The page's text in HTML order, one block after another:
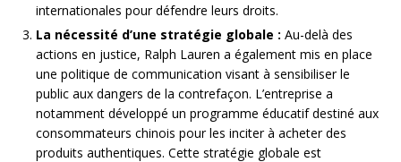
internationales pour défendre leurs droits.
La nécessité d’une stratégie globale : Au-delà des
actions en justice, Ralph Lauren a également mis en place
une politique de communication visant à sensibiliser le
public aux dangers de la contrefaçon. L’entreprise a
notamment développé un programme éducatif destiné aux
consommateurs chinois pour les inciter à acheter des
produits authentiques. Cette stratégie globale est